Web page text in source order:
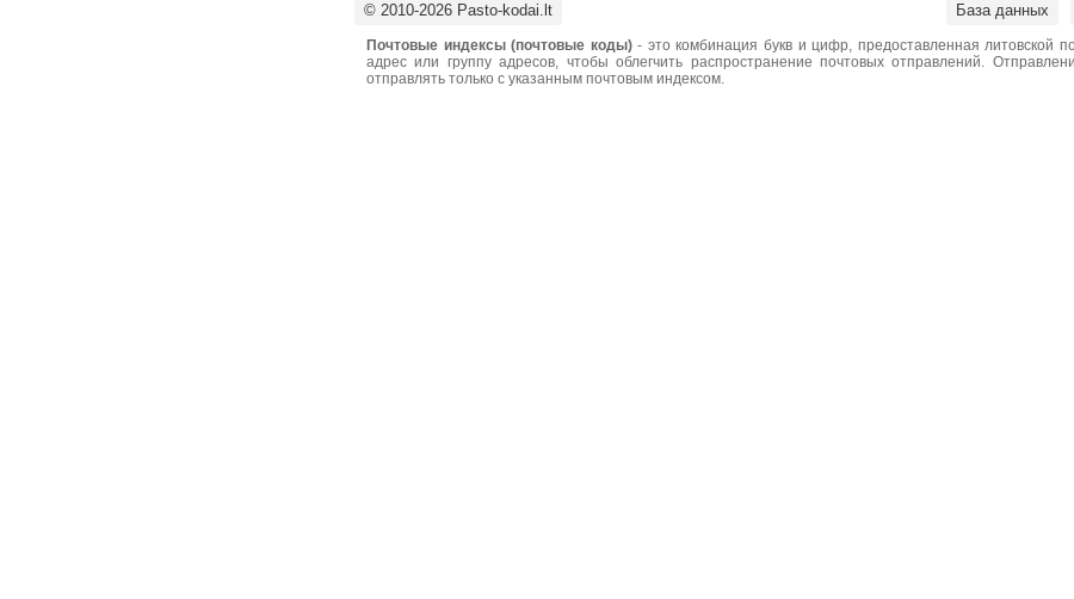
© 2010-2026 Pasto-kodai.lt База данных
Почтовые индексы (почтовые коды)- это комбинация букв и цифр, предоставленная литовской
адрес или группу адресов, чтобы облегчить распространение почтовых отправлений.
отправлять только с указанным почтовым индексом.